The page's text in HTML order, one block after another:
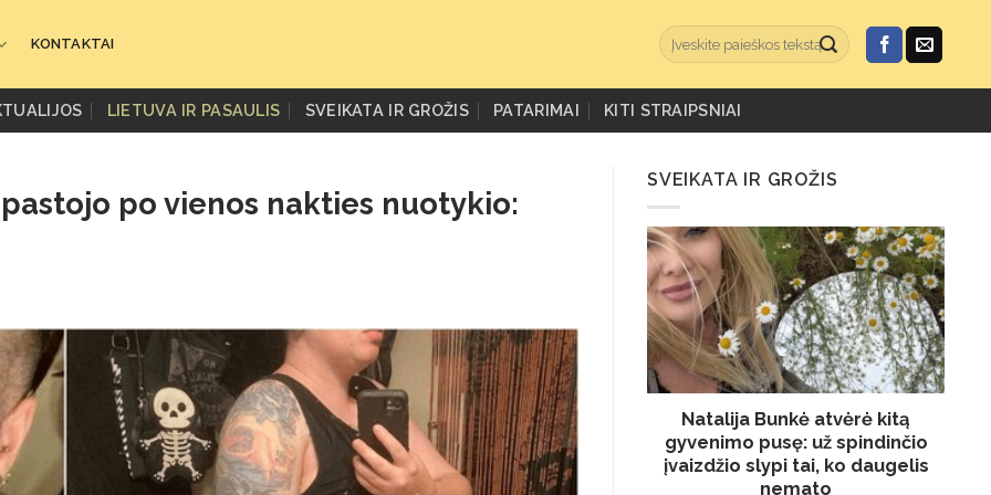
KONTAKTAI
LIETUVA IR PASAULIS SVEIKATA IR GROŽIS PATARIMAI KITI STRAIPSNIAI
po vienos nakties nuotykio:
SVEIKATA IR GROŽIS
Natalija Bunkė atvėrė kitą
gyvenimo pusę: už spindinčio
įvaizdžio slypi tai, ko daugelis
nemato